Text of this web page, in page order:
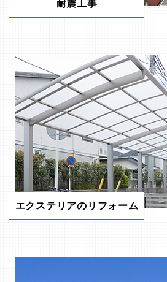
耐震工事
エクステリアのリフォーム